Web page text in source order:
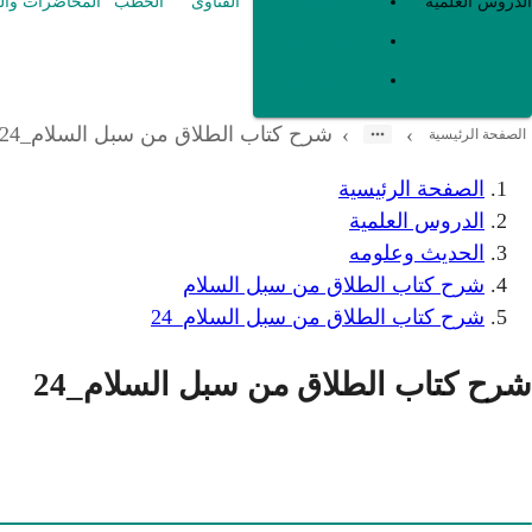
الصفحة الرئيسية ›
› شرح كتاب الطلاق من سبل السلام_24
الصفحة الرئيسية
الدروس العلمية
الحديث وعلومه
شرح كتاب الطلاق من سبل السلام
شرح كتاب الطلاق من سبل السلام_24
شرح كتاب الطلاق من سبل السلام_24